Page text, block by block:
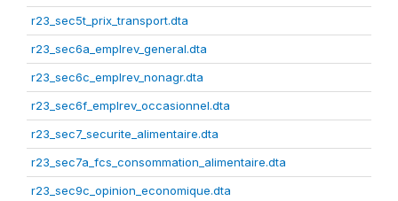
r23_sec5t_prix_transport.dta
r23_sec6a_emplrev_general.dta
r23_sec6c_emplrev_nonagr.dta
r23_sec6f_emplrev_occasionnel.dta
r23_sec7_securite_alimentaire.dta
r23_sec7a_fcs_consommation_alimentaire.dta
r23_sec9c_opinion_economique.dta